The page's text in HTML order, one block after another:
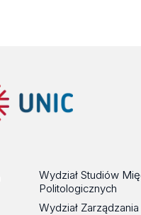
Wydział Studiów
Politologicznych
Wydział Zarządzania